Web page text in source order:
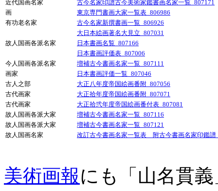
近代国画名家
古今名家印譜古今美術家鑑書画名家一覧_807171
画
東京専門書画大家一覧表_806986
有功老名家
古今名家新撰書画一覧_806926
大日本絵画著名大見立_807031
故人国画各派名家
日本書画名覧_807166
日本書画評価表_807006
今人国画各派名家
増補古今書画名家一覧_807111
画家
日本書画評価一覧_807046
古人之部
大正八年度帝国絵画番附_807056
古代画家
大正拾年度帝国絵画番附_807071
古代画家
大正拾弐年度帝国絵画番付表_807081
故人国画各派大家
増補古今書画名家一覧_807116
故人国画各派大家
増補古今書画名家一覧_807121
故人国画名家
改訂古今書画名家一覧表 附古今書画名家印鑑譜
美術画報にも「山名貫